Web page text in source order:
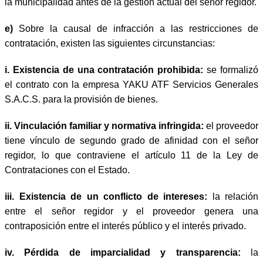
e) Sobre la causal de infracción a las restricciones de
contratación, existen las siguientes circunstancias:
i. Existencia de una contratación prohibida: se formalizó
el contrato con la empresa YAKU ATF Servicios Generales
S.A.C.S. para la provisión de bienes.
ii. Vinculación familiar y normativa infringida: el proveedor
tiene vínculo de segundo grado de afinidad con el señor
regidor, lo que contraviene el artículo 11 de la Ley de
Contrataciones con el Estado.
iii. Existencia de un conflicto de intereses: la relación
entre el señor regidor y el proveedor genera una
contraposición entre el interés público y el interés privado.
iv. Pérdida de imparcialidad y transparencia: la